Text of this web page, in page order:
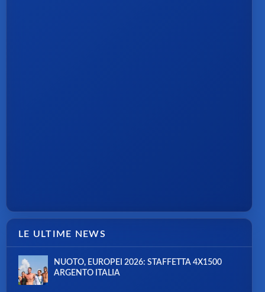
LE ULTIME NEWS
NUOTO, EUROPEI 2026: STAFFETTA 4X1500
ARGENTO ITALIA